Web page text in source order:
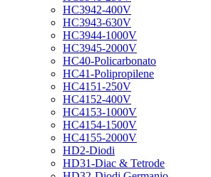
HC3942-400V
HC3943-630V
HC3944-1000V
HC3945-2000V
HC40-Policarbonato
HC41-Polipropilene
HC4151-250V
HC4152-400V
HC4153-1000V
HC4154-1500V
HC4155-2000V
HD2-Diodi
HD31-Diac & Tetrode